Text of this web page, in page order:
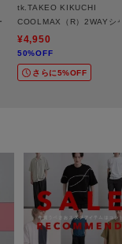
場合があります。ま
干製品と画像のカラー
ドスラックス
tk.TAKEO KIKUCHI
COOLMAX（R）2WAYシ
¥4,950
50%OFF
さらに5%OFF